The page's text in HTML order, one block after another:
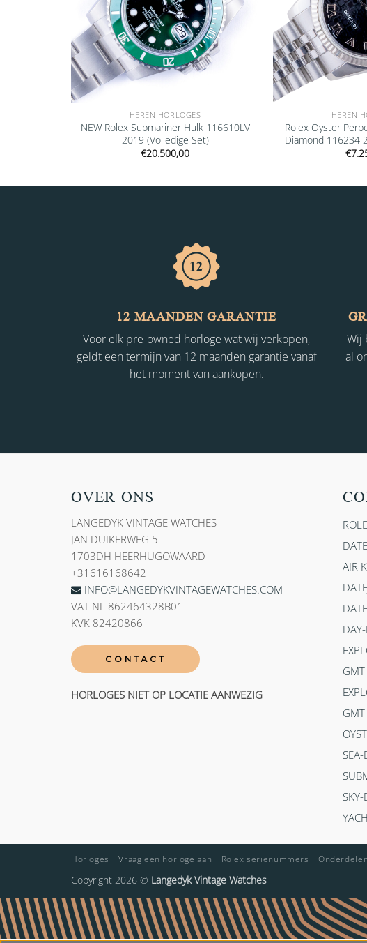
HEREN HORLOGES
NEW Rolex Submariner Hulk 116610LV
2019 (Volledige Set)
€20.500,00
HEREN
Rolex Oyster
Diamond 116234
€
12 MAANDEN GARANTIE
Voor elk pre-owned horloge wat wij verkopen,
geldt een termijn van 12 maanden garantie vanaf
het moment van aankopen.
Wij
al
OVER ONS
LANGEDYK VINTAGE WATCHES
JAN DUIKERWEG 5
1703DH HEERHUGOWAARD
+31616168642
INFO@LANGEDYKVINTAGEWATCHES.COM
VAT NL 862464328B01
KVK 82420866
CONTACT
HORLOGES NIET OP LOCATIE AANWEZIG
DATE
AIR
SEA-
SKY-
Horloges Vraag een horloge aan Rolex serienummers Onderdelen
Copyright 2026 © Langedyk Vintage Watches